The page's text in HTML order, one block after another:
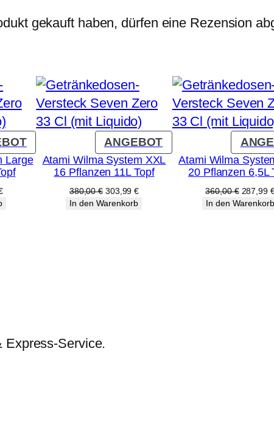
gekauft haben, dürfen eine Rezension
PRODUKT
IM
ANGEBOT
Large
Aktueller
Preis
ANGEBOTPRODUKT
IM
ANGEBOT
Atami Wilma System XXL
16 Pflanzen 11L Topf
380,00€ Ursprünglicher
Preis
303,99€Aktueller
In den Warenkorb
Atami Wilma
20 Pflanzen 6,5L
360,00€
Preis
287,99
In den Warenkorb
Express-Service.